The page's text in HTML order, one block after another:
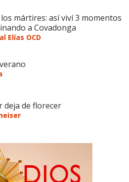
mártires: así viví 3 momentos
a Covadonga
Elías OCD
deja de florecer